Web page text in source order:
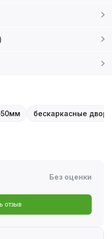
бескаркасные
Без оценки
отзыв